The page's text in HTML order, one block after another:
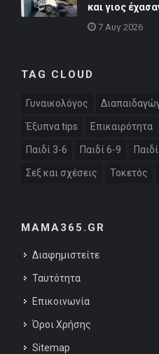
και γιος
7 Αυγ 2026
TAG CLOUD
Γυναικολόγος
Έξυπνα tips Επικαιρότητα
Παιδί 3-6 Παιδί 6-9
Σεξ και σχέσεις Τοκετός
MAMA365.GR
Διαφημιστείτε
Ταυτότητα
Επικοινωνία
Όροι Χρήσης
Sitemap